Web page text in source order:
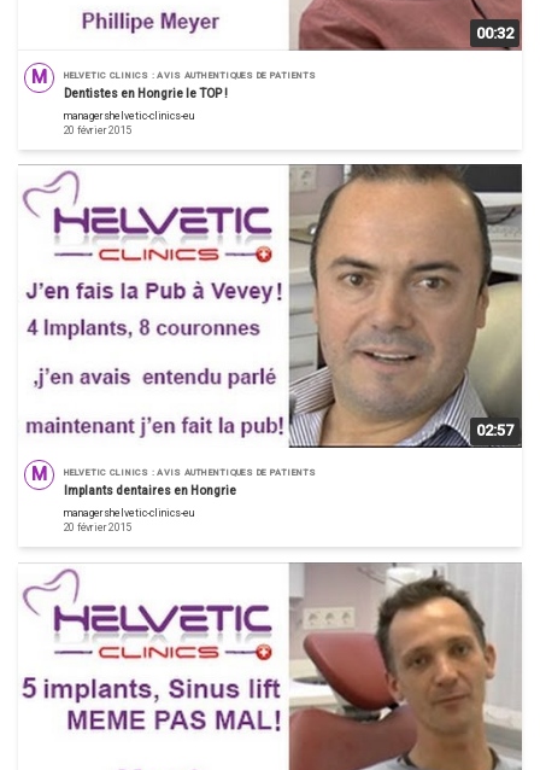
00:32
M HELVETIC CLINICS : AVIS AUTHENTIQUES DE PATIENTS
Dentistes en Hongrie le TOP !
managershelvetic-clinics-eu
20 février 2015
02:57
M HELVETIC CLINICS : AVIS AUTHENTIQUES DE PATIENTS
Implants dentaires en Hongrie
managershelvetic-clinics-eu
20 février 2015